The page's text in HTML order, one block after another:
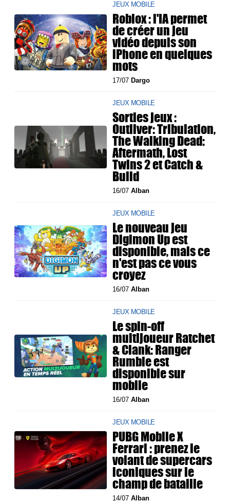
JEUX MOBILE
Roblox : l'IA permet
de créer un jeu
vidéo depuis son
iPhone en quelques
mots
17/07 Dargo
JEUX MOBILE
Sorties jeux :
Outliver: Tribulation,
The Walking Dead:
Aftermath, Lost
Twins 2 et Catch &
Build
16/07Alban
JEUX MOBILE
Le nouveau jeu
Digimon Up est
disponible, mais ce
n'est pas ce vous
croyez
16/07Alban
JEUX MOBILE
Le spin-off
multijoueur Ratchet
& Clank: Ranger
Rumble est
disponible sur
mobile
16/07Alban
JEUX MOBILE
PUBG Mobile X
Ferrari : prenez le
volant de supercars
iconiques sur le
champ de bataille
14/07Alban